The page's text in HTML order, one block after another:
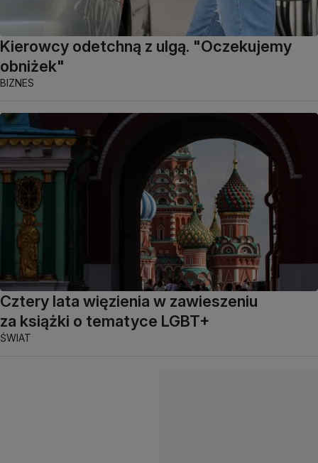
Kierowcy odetchną z ulgą. "Oczekujemy
obniżek"
BIZNES
Cztery lata więzienia w zawieszeniu
za książki o tematyce LGBT+
ŚWIAT